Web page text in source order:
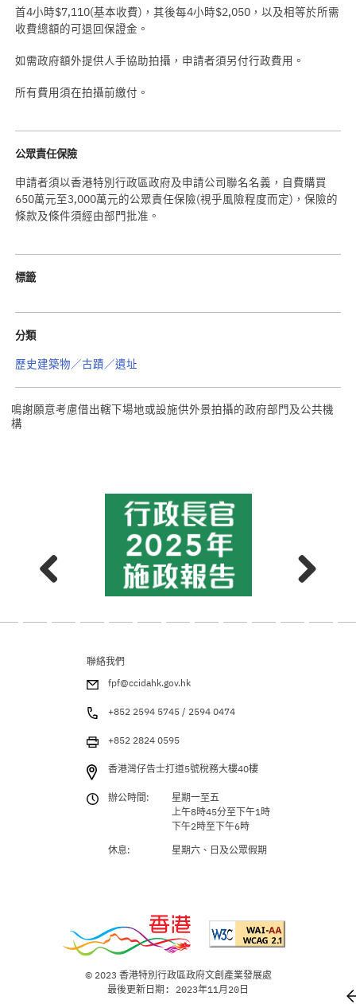
首4小時$7,110(基本收費)，其後每4小時$2,050，以及相等於所需
收費總額的可退回保證金。
如需政府額外提供人手協助拍攝，申請者須另付行政費用。
所有費用須在拍攝前繳付。
公眾責任保險
申請者須以香港特別行政區政府及申請公司聯名名義，自費購買
650萬元至3,000萬元的公眾責任保險(視乎風險程度而定)，保險的
條款及條件須經由部門批准。
標籤
分類
歷史建築物／古蹟／遺址
鳴謝願意考慮借出轄下場地或設施供外景拍攝的政府部門及公共機
構
聯絡我們
fpf@ccidahk.gov.hk
+852 2594 5745 / 2594 0474
+852 2824 0595
香港灣仔告士打道5號稅務大樓40樓
辦公時間:
星期一至五
上午8時45分至下午1時
下午2時至下午6時
休息:
星期六、日及公眾假期
© 2023 香港特別行政區政府文創產業發展處
最後更新日期: 2023年11月20日